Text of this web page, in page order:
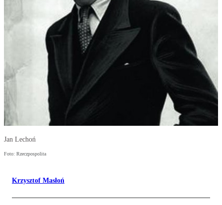
Jan Lechoń
Foto: Rzeczpospolita
Krzysztof Masłoń